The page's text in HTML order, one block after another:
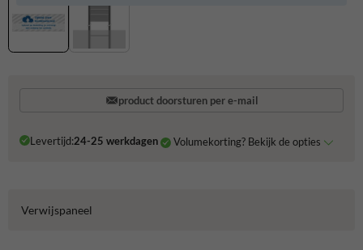
product doorsturen per e-mail
Levertijd:24-25 werkdagen Volumekorting? Bekijk de opties
Verwijspaneel